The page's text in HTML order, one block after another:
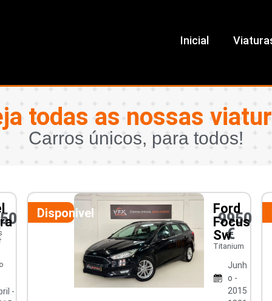
Inicial
todas as nossas
Carros únicos, para todos!
-
Disponivel
Ford
Focus
Sw
Titanium
Junh
o -
2015
9950
€